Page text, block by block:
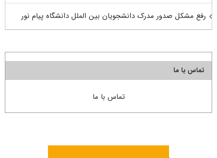
رفع مشکل صدور مدرک دانشجویان بین الملل دانشگاه پیام نور
تماس با ما
تماس با ما